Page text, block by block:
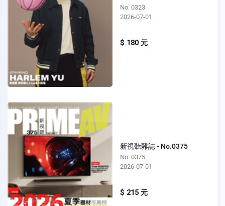
No. 0323
2026-07-01
$ 180 元
新視聽雜誌 - No.0375
No. 0375
2026-07-01
$ 215 元